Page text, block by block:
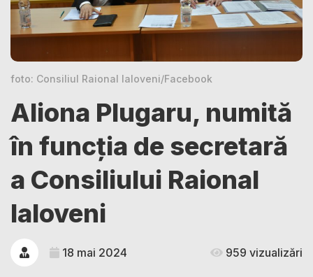
foto: Consiliul Raional Ialoveni/Facebook
Aliona Plugaru, numită
în funcția de secretară
a Consiliului Raional
Ialoveni
18 mai 2024 959 vizualizări